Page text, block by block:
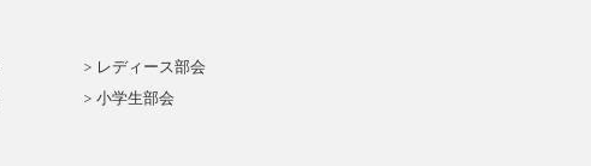
レディース部会
小学生部会